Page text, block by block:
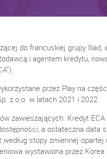
do francuskiej grupy
i agentem kredytu,
przez Play na
z o.o. w latach 2021 i 2022.
zawieszających. Kredyt
a ostateczna data
stopy zmiennej
wystawiona przez